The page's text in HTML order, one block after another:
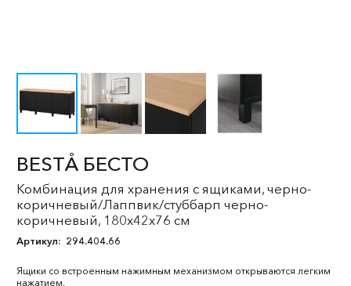
BESTÅ БЕСТО
Комбинация для хранения с ящиками, черно-
коричневый/Лаппвик/стуббарп черно-
коричневый, 180x42x76 см
Артикул: 294.404.66
Ящики со встроенным нажимным механизмом открываются легким
нажатием.